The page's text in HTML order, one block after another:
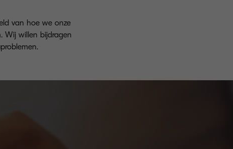
van hoe we onze
Wij willen bijdragen